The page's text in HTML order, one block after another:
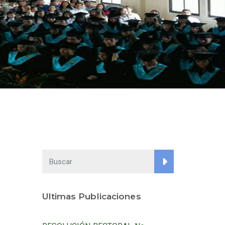
Ultimas Publicaciones